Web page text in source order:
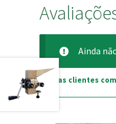
Ainda
Apenas clientes